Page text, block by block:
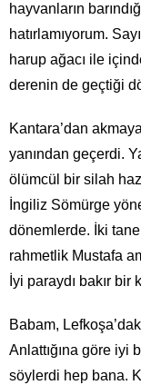
hayvanların
hatırlamıyorum.
harup ağacı ile
derenin de geçtiği
Kantara’dan
yanından geçerdi.
ölümcül bir silah
İngiliz Sömürge
dönemlerde. İki
rahmetlik Mustafa
İyi paraydı bakır
Babam,
Anlattığına göre
söylerdi hep bana.